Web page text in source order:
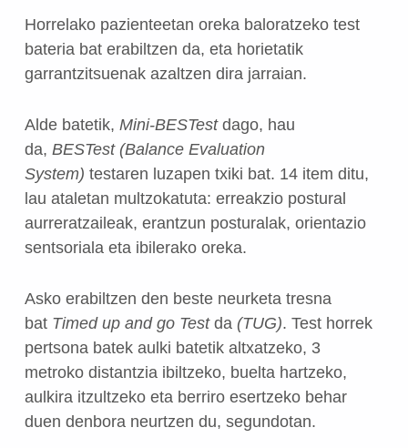
Horrelako pazienteetan oreka baloratzeko test
bateria bat erabiltzen da, eta horietatik
garrantzitsuenak azaltzen dira jarraian.
Alde batetik, Mini-BESTestdago, hau
da, BESTest (Balance Evaluation
System) testaren luzapen txiki bat. 14 item ditu,
lau ataletan multzokatuta: erreakzio postural
aurreratzaileak, erantzun posturalak, orientazio
sentsoriala eta ibilerako oreka.
Asko erabiltzen den beste neurketa tresna
bat Timed up and go Testda (TUG). Test horrek
pertsona batek aulki batetik altxatzeko, 3
metroko distantzia ibiltzeko, buelta hartzeko,
aulkira itzultzeko eta berriro esertzeko behar
duen denbora neurtzen du, segundotan.